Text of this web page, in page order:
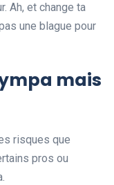
Ah, et change ta
une blague pour
mais
risques que
pros ou